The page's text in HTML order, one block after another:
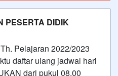
PESERTA DIDIK
Pelajaran 2022/2023
daftar ulang jadwal hari
dari pukul 08.00